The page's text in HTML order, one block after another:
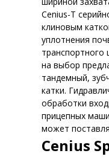
Cenius-T
клиновым
уплотнения
транспортного
на выбор
тандемный,
катки.
обработки
прицепных
может
Cenius